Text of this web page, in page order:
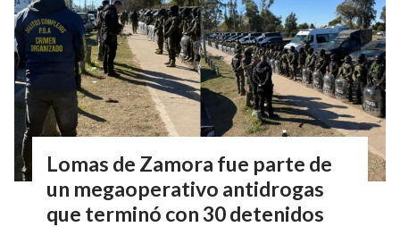
Lomas de Zamora fue parte de
un megaoperativo antidrogas
que terminó con 30 detenidos